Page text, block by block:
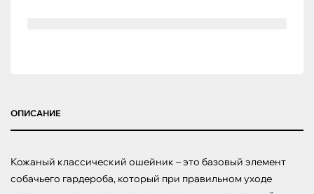
ОПИСАНИЕ
Кожаный классический ошейник – это базовый элемент
собачьего гардероба, который при правильном уходе